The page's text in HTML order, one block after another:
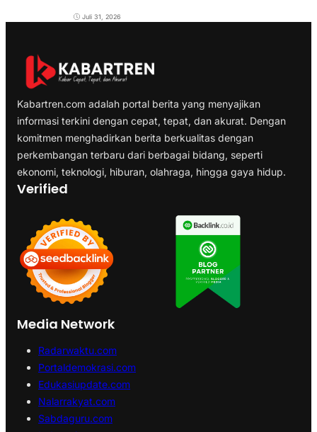
Juli 31, 2026
Kabartren.com adalah portal berita yang menyajikan
informasi terkini dengan cepat, tepat, dan akurat. Dengan
komitmen menghadirkan berita berkualitas dengan
perkembangan terbaru dari berbagai bidang, seperti
ekonomi, teknologi, hiburan, olahraga, hingga gaya hidup.
Verified
Media Network
Radarwaktu.com
Portaldemokrasi.com
Edukasiupdate.com
Nalarrakyat.com
Sabdaguru.com